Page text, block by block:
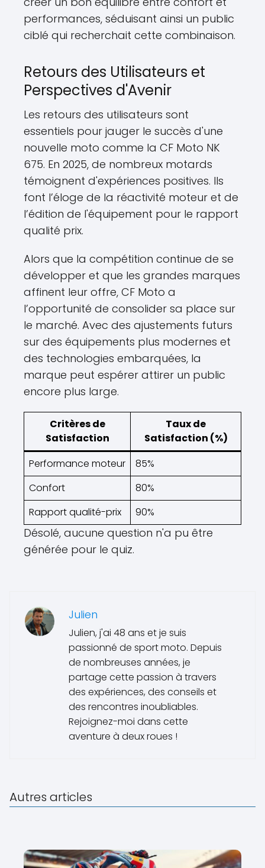
performances, séduisant ainsi un public
ciblé qui recherchait cette combinaison.
Retours des Utilisateurs et
Perspectives d'Avenir
Les retours des utilisateurs sont
essentiels pour jauger le succès d'une
nouvelle moto comme la CF Moto NK
675. En 2025, de nombreux motards
témoignent d'expériences positives. Ils
font l’éloge de la réactivité moteur et de
l’édition de l'équipement pour le rapport
qualité prix.
Alors que la compétition continue de se
développer et que les grandes marques
affinent leur offre, CF Moto a
l’opportunité de consolider sa place sur
le marché. Avec des ajustements futurs
sur des équipements plus modernes et
des technologies embarquées, la
marque peut espérer attirer un public
encore plus large.
Critères de
Satisfaction
Taux de
Satisfaction (%)
Performance moteur
85%
Confort
80%
Rapport qualité-prix
90%
Désolé, aucune question n'a pu être
générée pour le quiz.
Julien
Julien, j'ai 48 ans et je suis
passionné de sport moto. Depuis
de nombreuses années, je
partage cette passion à travers
des expériences, des conseils et
des rencontres inoubliables.
Rejoignez-moi dans cette
aventure à deux roues !
Autres articles